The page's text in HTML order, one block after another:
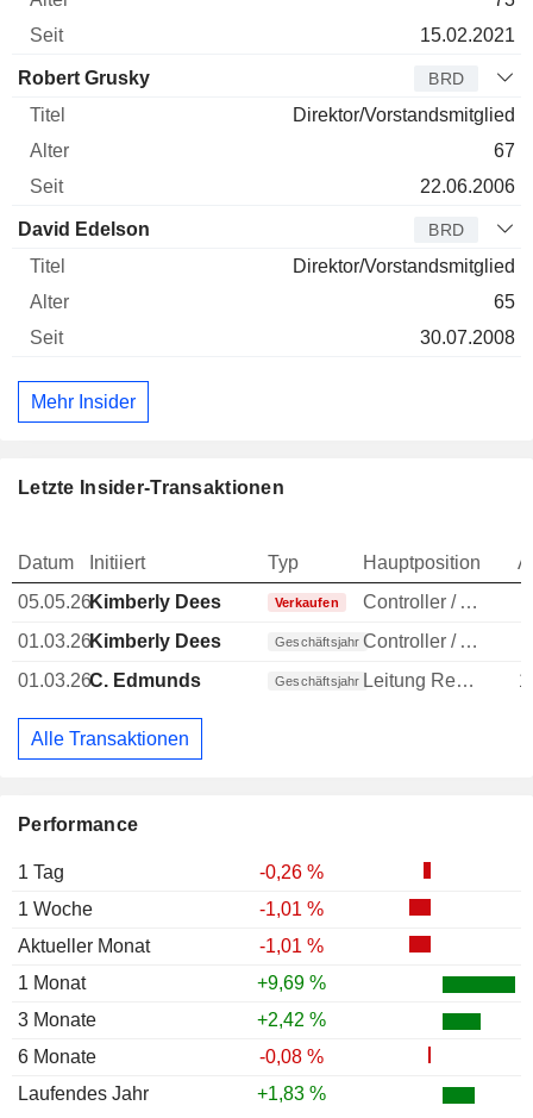
Performance
1 Tag
-0,26 %
1 Woche
-1,01 %
Aktueller Monat
-1,01 %
1 Monat
+9,69 %
3 Monate
+2,42 %
6 Monate
-0,08 %
Laufendes Jahr
+1,83 %
15.02.2021
Robert Grusky BRD
Direktor/Vorstandsmitglied
67
22.06.2006
David Edelson BRD
Direktor/Vorstandsmitglied
65
30.07.2008
Mehr Insider
Letzte Insider-Transaktionen
Datum Initiiert Typ Hauptposition
05.05.26Kimberly Dees Verkaufen Controller / Auditor
01.03.26Kimberly Dees Geschäftsjahr Controller / Auditor
01.03.26C. Edmunds Geschäftsjahr Leitung Rechtsabteilung
Alle Transaktionen